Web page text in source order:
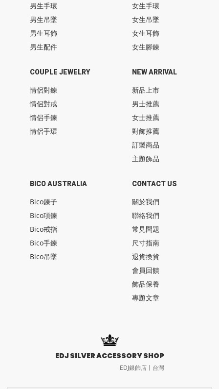
男生手環
男生吊墜
男生耳飾
男生配件
女生手環
女生吊墜
女生耳飾
女生腳鍊
COUPLE JEWELRY
情侶對鍊
情侶對戒
情侶手鍊
情侶手環
BICO AUSTRALIA
Bico鍊子
Bico項鍊
Bico戒指
Bico手鍊
Bico吊墜
NEW ARRIVAL
新品上市
男士推薦
女士推薦
對飾推薦
訂製商品
主題飾品
CONTACT US
關於我們
聯絡我們
常見問題
尺寸指南
退貨換貨
會員回饋
飾品保養
專題文章
EDJ SILVER ACCESSORY SHOP
EDJ銀飾店〡台灣